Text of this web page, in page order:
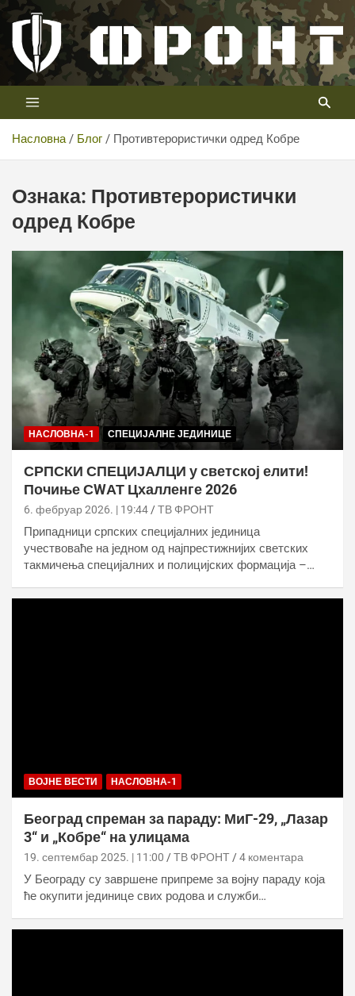
Скип
цонтент
Телевизија ФРОНТ
Први војни канал у Србији
Насловна Блог Противтерористички одред Кобре
Ознака: Противтерористички
одред Кобре
НАСЛОВНА-1 СПЕЦИЈАЛНЕ ЈЕДИНИЦЕ
СРПСКИ СПЕЦИЈАЛЦИ у светској елити!
Почиње СWАТ Цхалленге 2026
6. фебруар 2026. | 19:44 ТВ ФРОНТ
Припадници српских специјалних јединица
учествоваће на једном од најпрестижнијих светских
такмичења специјалних и полицијских формација –…
ВОЈНЕ ВЕСТИ НАСЛОВНА-1
Београд спреман за параду: МиГ-29, „Лазар
3“ и „Кобре“ на улицама
19. септембар 2025. | 11:00 ТВ ФРОНТ 4 коментара
У Београду су завршене припреме за војну параду која
ће окупити јединице свих родова и служби…